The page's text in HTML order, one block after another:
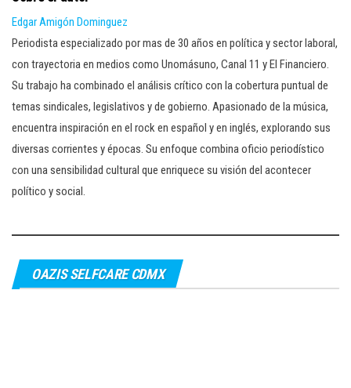
Edgar Amigón Dominguez
Periodista especializado por mas de 30 años en política y sector laboral,
con trayectoria en medios como Unomásuno, Canal 11 y El Financiero.
Su trabajo ha combinado el análisis crítico con la cobertura puntual de
temas sindicales, legislativos y de gobierno. Apasionado de la música,
encuentra inspiración en el rock en español y en inglés, explorando sus
diversas corrientes y épocas. Su enfoque combina oficio periodístico
con una sensibilidad cultural que enriquece su visión del acontecer
político y social.
OAZIS SELFCARE CDMX